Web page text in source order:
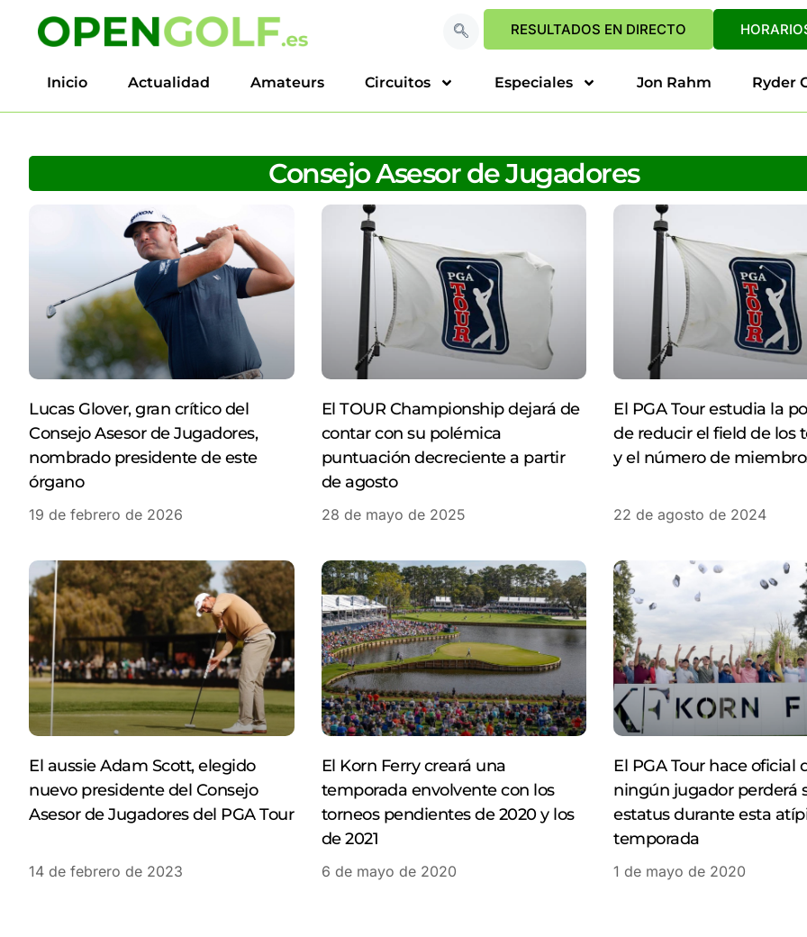
RESULTADOS EN DIRECTO
Inicio Actualidad Amateurs Circuitos Especiales Jon Rahm Ryder
Consejo Asesor de Jugadores
Lucas Glover, gran crítico del
Consejo Asesor de Jugadores,
nombrado presidente de este
órgano
19 de febrero de 2026
El TOUR Championship dejará de
contar con su polémica
puntuación decreciente a partir
de agosto
28 de mayo de 2025
El PGA Tour estudia la
de reducir el field de los
y el número de
22 de agosto de 2024
El aussie Adam Scott, elegido
nuevo presidente del Consejo
Asesor de Jugadores del PGA Tour
14 de febrero de 2023
El Korn Ferry creará una
temporada envolvente con los
torneos pendientes de 2020 y los
de 2021
6 de mayo de 2020
El PGA Tour hace oficial
ningún jugador perderá
estatus durante esta
temporada
1 de mayo de 2020